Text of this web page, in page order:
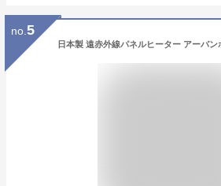
no. 5